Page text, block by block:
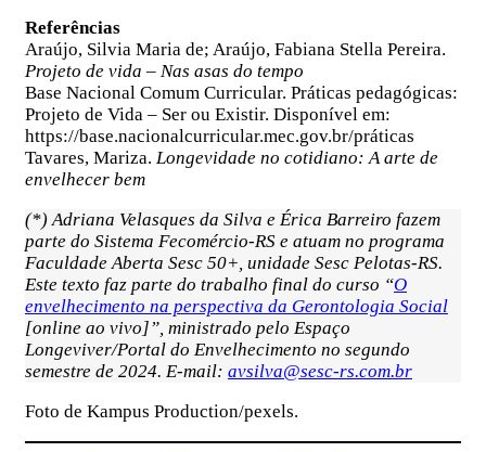
Referências
Araújo, Silvia Maria de; Araújo, Fabiana Stella Pereira.
Projeto de vida – Nas asas do tempo
Base Nacional Comum Curricular. Práticas pedagógicas:
Projeto de Vida – Ser ou Existir. Disponível em:
https://base.nacionalcurricular.mec.gov.br/práticas
Tavares, Mariza. Longevidade no cotidiano: A arte de
envelhecer bem
(*) Adriana Velasques da Silva e Érica Barreiro fazem
parte do Sistema Fecomércio-RS e atuam no programa
Faculdade Aberta Sesc 50+, unidade Sesc Pelotas-RS.
Este texto faz parte do trabalho final do curso “O
envelhecimento na perspectiva da Gerontologia Social
[online ao vivo]”, ministrado pelo Espaço
Longeviver/Portal do Envelhecimento no segundo
semestre de 2024. E-mail: avsilva@sesc-rs.com.br
Foto de Kampus Production/pexels.